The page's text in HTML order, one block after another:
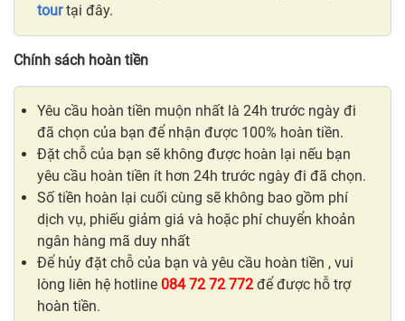
tourtại đây.
Chính sách hoàn tiền
Yêu cầu hoàn tiền muộn nhất là 24h trước ngày đi
đã chọn của bạn để nhận được 100% hoàn tiền.
Đặt chỗ của bạn sẽ không được hoàn lại nếu bạn
yêu cầu hoàn tiền ít hơn 24h trước ngày đi đã chọn.
Số tiền hoàn lại cuối cùng sẽ không bao gồm phí
dịch vụ, phiếu giảm giá và hoặc phí chuyển khoản
ngân hàng mã duy nhất
Để hủy đặt chỗ của bạn và yêu cầu hoàn tiền , vui
lòng liên hệ hotline 084 72 72 772 để được hỗ trợ
hoàn tiền.